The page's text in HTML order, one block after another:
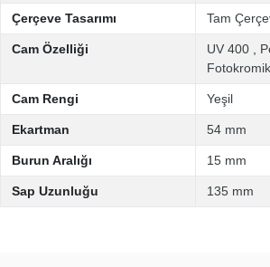
Çerçeve Tasarımı Tam
Cam Özelliği UV 400
Fotokromik
Cam Rengi Yeşil
Ekartman 54 mm
Burun Aralığı 15 mm
Sap Uzunluğu 135 mm